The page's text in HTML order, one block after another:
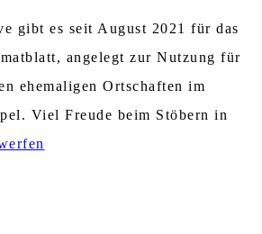
gibt es seit August 2021 für das
angelegt zur Nutzung für
ehemaligen Ortschaften im
Viel Freude beim Stöbern in